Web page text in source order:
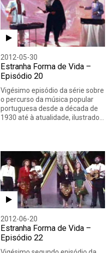
2012-05-30
Estranha Forma de Vida –
Episódio 20
Vigésimo episódio da série sobre
o percurso da música popular
portuguesa desde a década de
1930 até à atualidade, ilustrado…
2012-06-20
Estranha Forma de Vida –
Episódio 22